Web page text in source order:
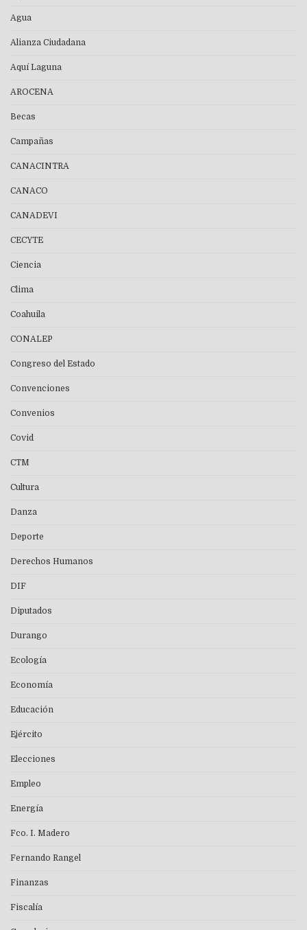
Agua
Alianza Ciudadana
Aquí Laguna
AROCENA
Becas
Campañas
CANACINTRA
CANACO
CANADEVI
CECYTE
Ciencia
Clima
Coahuila
CONALEP
Congreso del Estado
Convenciones
Convenios
Covid
CTM
Cultura
Danza
Deporte
Derechos Humanos
DIF
Diputados
Durango
Ecología
Economía
Educación
Ejército
Elecciones
Empleo
Energía
Fco. I. Madero
Fernando Rangel
Finanzas
Fiscalía